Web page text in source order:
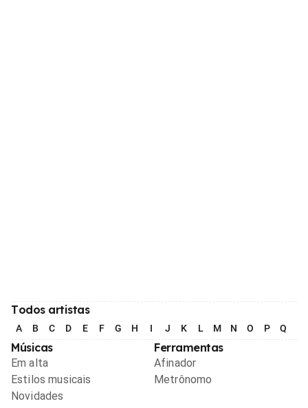
Todos artistas
A B C D E F G H I J K L M N O P Q
Músicas
Em alta
Estilos musicais
Novidades
Ferramentas
Afinador
Metrônomo